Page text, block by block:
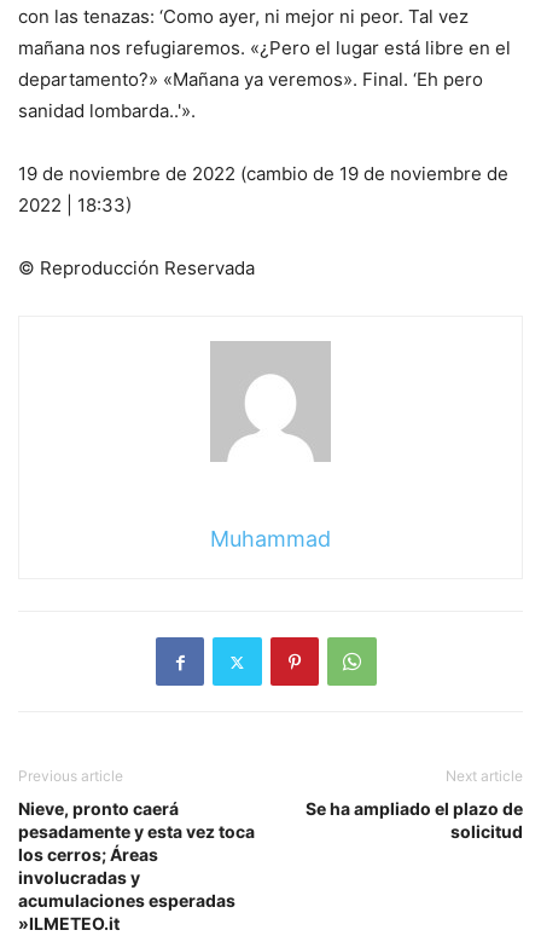
con las tenazas: ‘Como ayer, ni mejor ni peor. Tal vez
mañana nos refugiaremos. «¿Pero el lugar está libre en el
departamento?» «Mañana ya veremos». Final. ‘Eh pero
sanidad lombarda..'».
19 de noviembre de 2022 (cambio de 19 de noviembre de
2022 | 18:33)
© Reproducción Reservada
Muhammad
Previous article
Nieve, pronto caerá
pesadamente y esta vez toca
los cerros; Áreas
involucradas y
acumulaciones esperadas
»ILMETEO.it
Next article
Se ha ampliado el plazo de
solicitud